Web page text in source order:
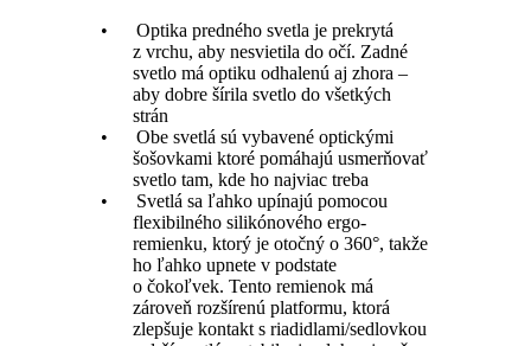
• Optika predného svetla je prekrytá
z vrchu, aby nesvietila do očí. Zadné
svetlo má optiku odhalenú aj zhora –
aby dobre šírila svetlo do všetkých
strán
• Obe svetlá sú vybavené optickými
šošovkami ktoré pomáhajú usmerňovať
svetlo tam, kde ho najviac treba
• Svetlá sa ľahko upínajú pomocou
flexibilného silikónového ergo-
remienku, ktorý je otočný o 360°, takže
ho ľahko upnete v podstate
o čokoľvek. Tento remienok má
zároveň rozšírenú platformu, ktorá
zlepšuje kontakt s riadidlami/sedlovkou